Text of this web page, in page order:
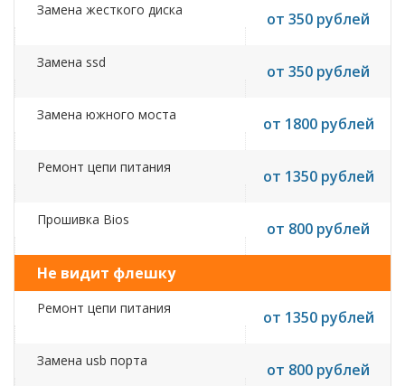
Замена жесткого диска от 350 рублей
Замена ssd от 350 рублей
Замена южного моста от 1800 рублей
Ремонт цепи питания от 1350 рублей
Прошивка Bios от 800 рублей
Не видит флешку
Ремонт цепи питания от 1350 рублей
Замена usb порта от 800 рублей